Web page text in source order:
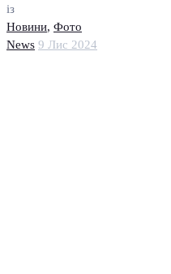
із
Новини, Фото
News 9 Лис 2024